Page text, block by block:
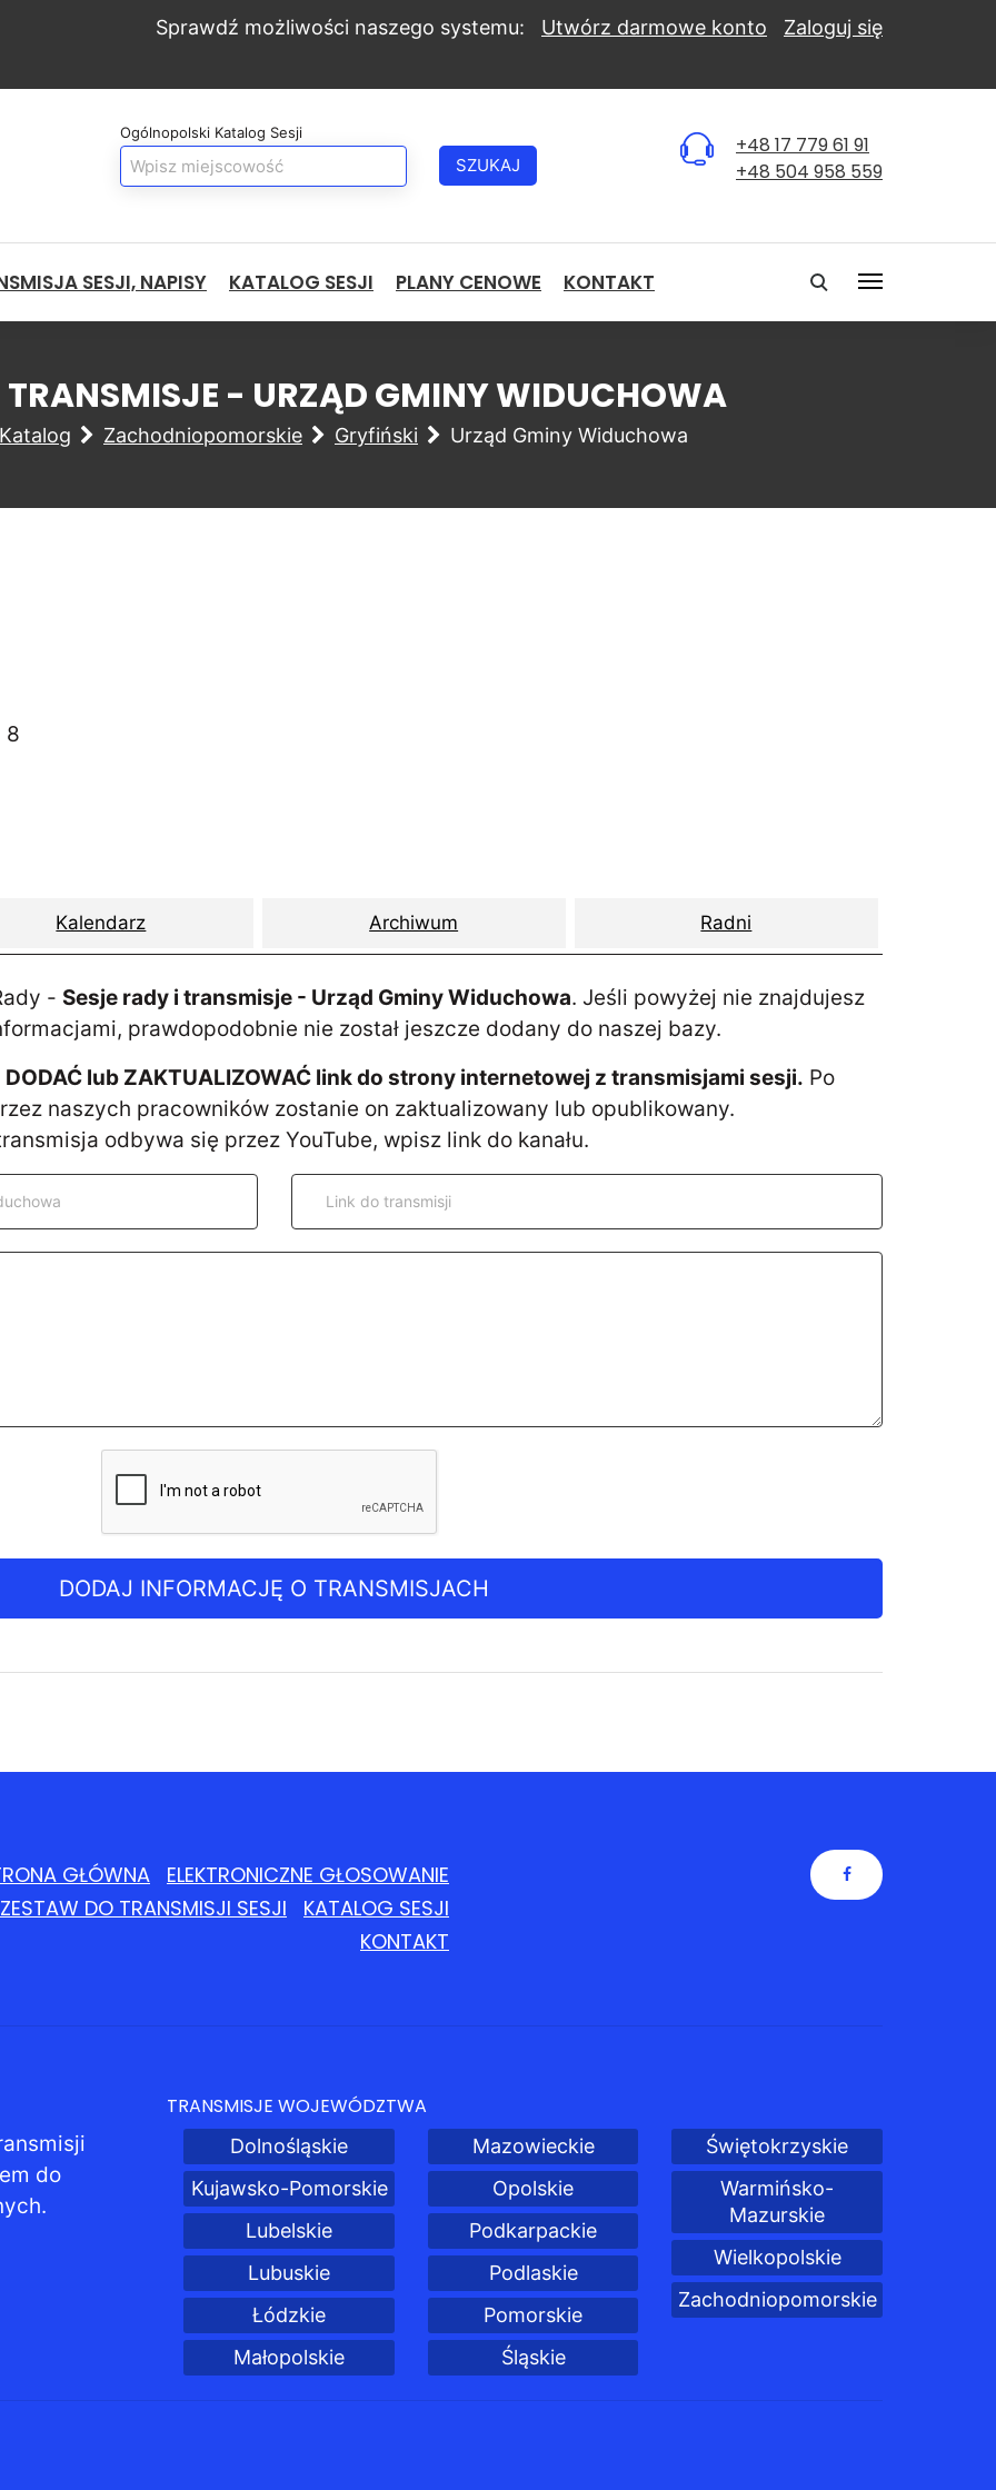
Sprawdź możliwości naszego systemu: Utwórz darmowe konto Zaloguj się
Ogólnopolski Katalog Sesji
SZUKAJ
+48 17 779 61 91
+48 504 958 559
SESJI, NAPISY KATALOG SESJI PLANY CENOWE KONTAKT
TRANSMISJE - URZĄD GMINY WIDUCHOWA
Katalog Zachodniopomorskie Gryfiński Urząd Gminy Widuchowa
8
Kalendarz Archiwum Radni
- Sesje rady i transmisje - Urząd Gminy Widuchowa. Jeśli powyżej nie znajdujesz
prawdopodobnie nie został jeszcze dodany do naszej bazy.
lub ZAKTUALIZOWAĆ link do strony internetowej z transmisjami sesji. Po
naszych pracowników zostanie on zaktualizowany lub opublikowany.
odbywa się przez YouTube, wpisz link do kanału.
DODAJ INFORMACJĘ O TRANSMISJACH
GŁÓWNA
ELEKTRONICZNE GŁOSOWANIE
ZESTAW DO TRANSMISJI SESJI
KATALOG SESJI
KONTAKT
do
TRANSMISJE WOJEWÓDZTWA
Dolnośląskie
Kujawsko-Pomorskie
Lubelskie
Lubuskie
Łódzkie
Małopolskie
Mazowieckie
Opolskie
Podkarpackie
Podlaskie
Pomorskie
Śląskie
Świętokrzyskie
Warmińsko-
Mazurskie
Wielkopolskie
Zachodniopomorskie